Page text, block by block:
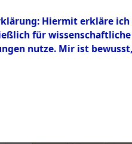
Hiermit erkläre
für
nutze. Mir ist